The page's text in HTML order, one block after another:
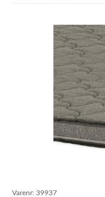
Varenr: 39937